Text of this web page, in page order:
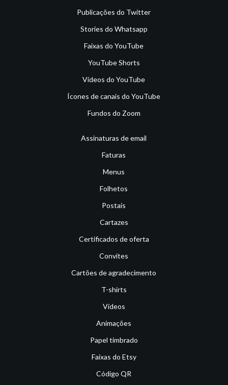
Publicações do Twitter
Stories do Whatsapp
Faixas do YouTube
YouTube Shorts
Vídeos do YouTube
Ícones de canais do YouTube
Fundos do Zoom
Assinaturas de email
Faturas
Menus
Folhetos
Postais
Cartazes
Certificados de oferta
Convites
Cartões de agradecimento
T-shirts
Vídeos
Animações
Papel timbrado
Faixas do Etsy
Código QR